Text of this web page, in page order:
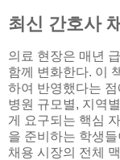
최신 간호사
의료 현장은 매년
함께 변화한다. 이
하여 반영했다는
병원 규모별, 지역
게 요구되는 핵심
을 준비하는 학생
채용 시장의 전체